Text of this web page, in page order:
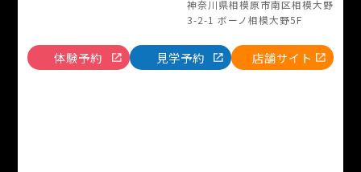
神奈川県相模原市南区相模大野
3-2-1 ボーノ相模大野5F
体験予約 見学予約 店舗サイト